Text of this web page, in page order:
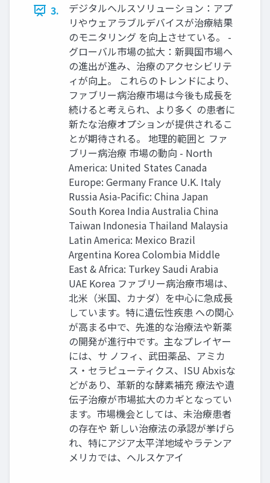
3.
デジタルヘルスソリューション：アプ
リやウェアラブルデバイスが治療結果
のモニタリング を向上させている。 -
グローバル市場の拡大：新興国市場へ
の進出が進み、治療のアクセシビリテ
ィが向上。 これらのトレンドにより、
ファブリー病治療市場は今後も成長を
続けると考えられ、より多く の患者に
新たな治療オプションが提供されるこ
とが期待される。 地理的範囲と ファ
ブリー病治療 市場の動向 - North
America: United States Canada
Europe: Germany France U.K. Italy
Russia Asia-Pacific: China Japan
South Korea India Australia China
Taiwan Indonesia Thailand Malaysia
Latin America: Mexico Brazil
Argentina Korea Colombia Middle
East & Africa: Turkey Saudi Arabia
UAE Korea ファブリー病治療市場は、
北米（米国、カナダ）を中心に急成長
しています。特に遺伝性疾患 への関心
が高まる中で、先進的な治療法や新薬
の開発が進行中です。主なプレイヤー
には、サ ノフィ、武田薬品、アミカ
ス・セラピューティクス、ISU Abxisな
どがあり、革新的な酵素補充 療法や遺
伝子治療が市場拡大のカギとなってい
ます。市場機会としては、未治療患者
の存在や 新しい治療法の承認が挙げら
れ、特にアジア太平洋地域やラテンア
メリカでは、ヘルスケアイ